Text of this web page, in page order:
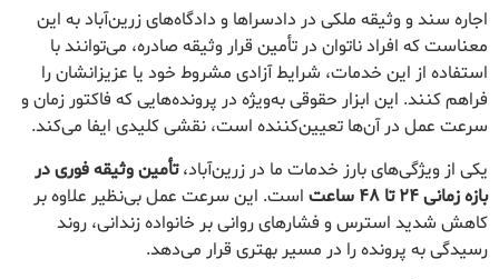
اجاره سند و وثیقه ملکی در دادسراها و دادگاه‌های زرین‌آباد به این
معناست که افراد ناتوان در تأمین قرار وثیقه صادره، می‌توانند با
استفاده از این خدمات، شرایط آزادی مشروط خود یا عزیزانشان را
فراهم کنند. این ابزار حقوقی به‌ویژه در پرونده‌هایی که فاکتور زمان و
سرعت عمل در آن‌ها تعیین‌کننده است، نقشی کلیدی ایفا می‌کند.
یکی از ویژگی‌های بارز خدمات ما در زرین‌آباد،تأمین وثیقه فوری در
بازه زمانی ۲۴ تا ۴۸ ساعت
است. این سرعت عمل بی‌نظیر علاوه بر
کاهش شدید استرس و فشارهای روانی بر خانواده زندانی، روند
رسیدگی به پرونده را در مسیر بهتری قرار می‌دهد.